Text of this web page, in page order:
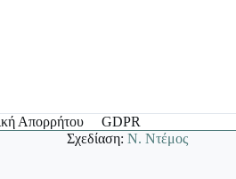
Απορρήτου
GDPR
Σχεδίαση:Ν. Ντέμος